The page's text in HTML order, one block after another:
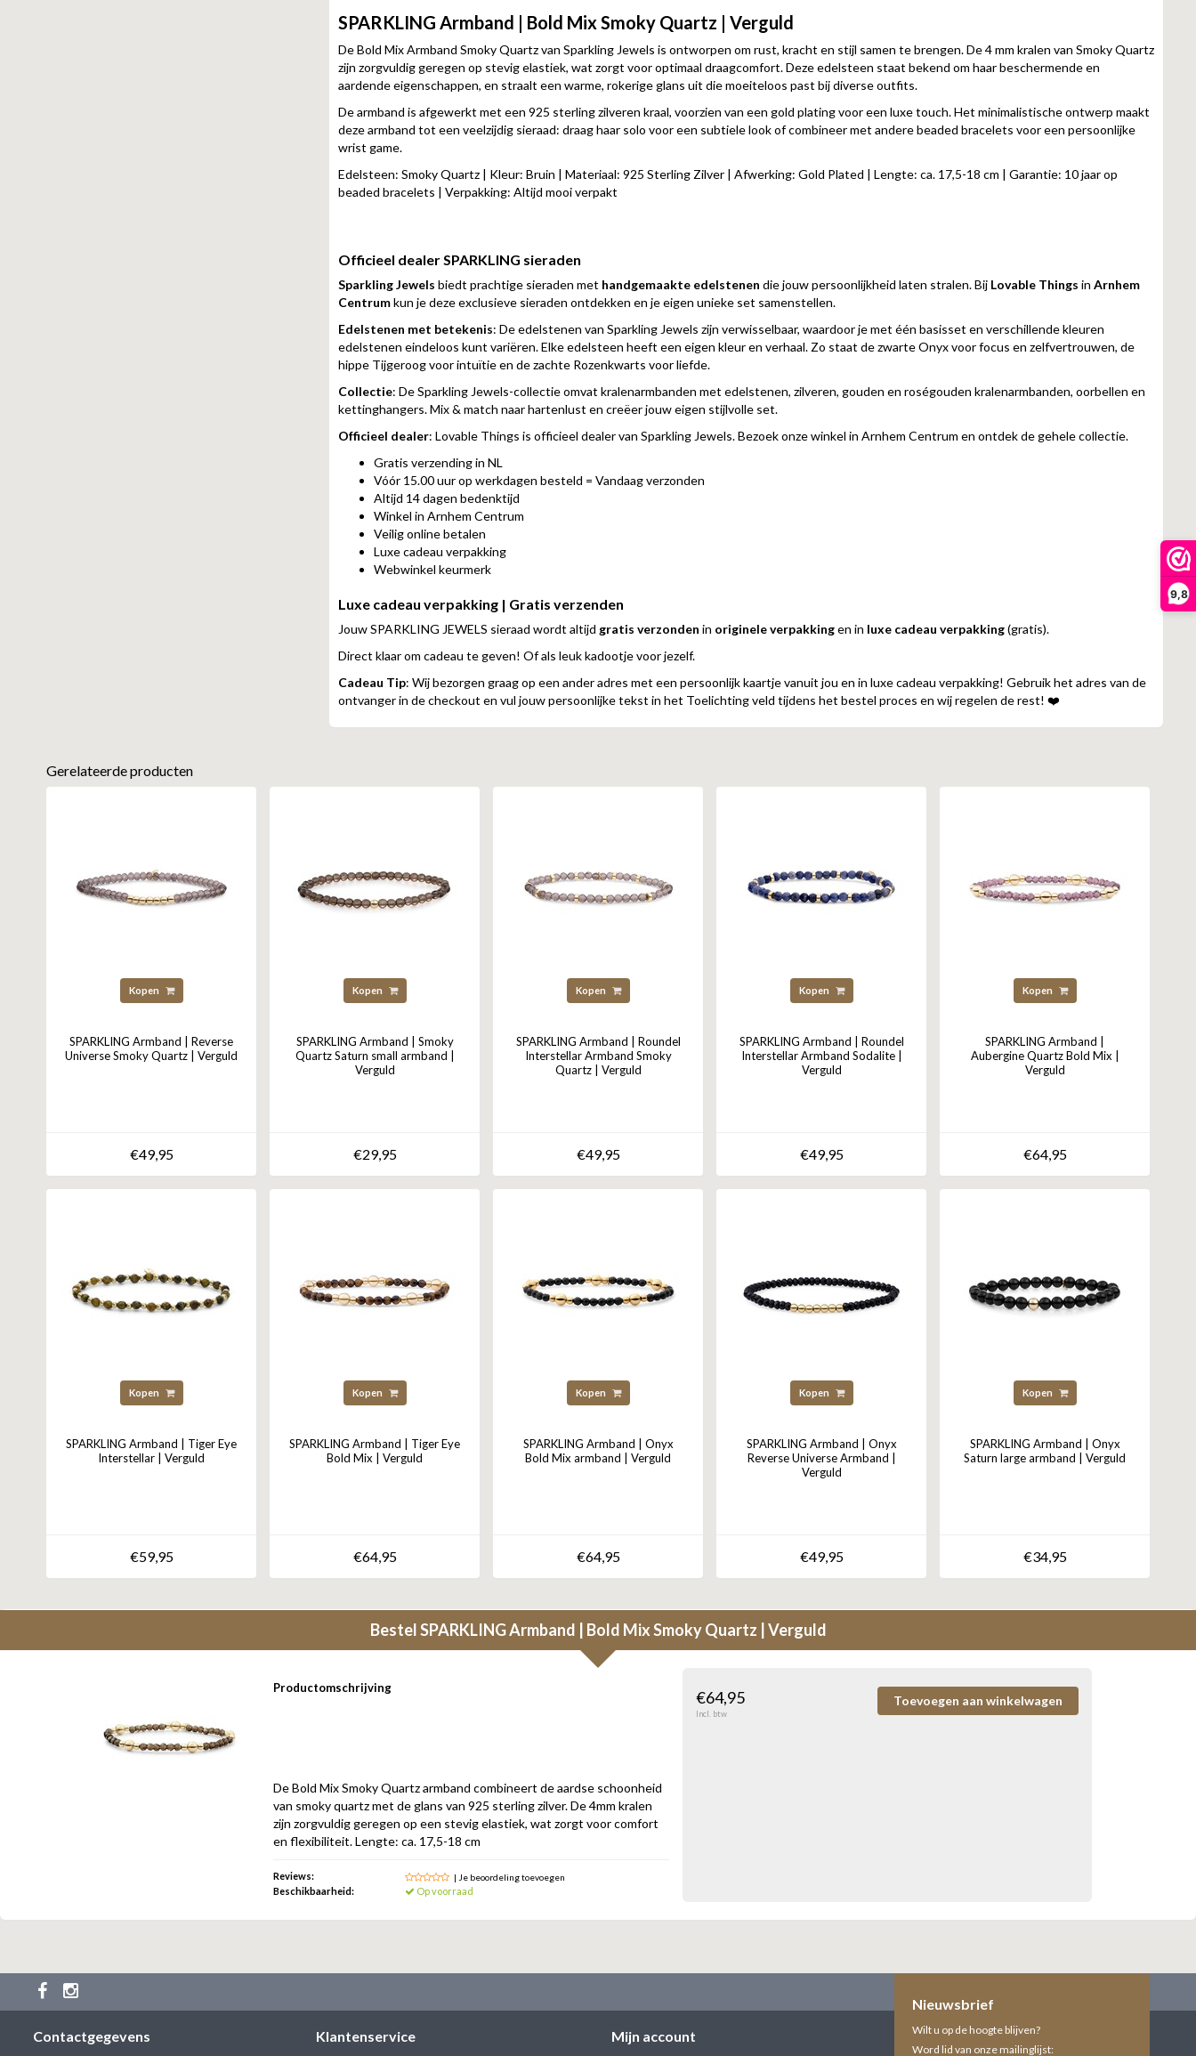
9,8
SPARKLING Armband | Bold Mix Smoky Quartz | Verguld
De Bold Mix Armband Smoky Quartz van Sparkling Jewels is ontworpen om rust, kracht en stijl samen te brengen. De 4 mm kralen van Smoky Quartz
zijn zorgvuldig geregen op stevig elastiek, wat zorgt voor optimaal draagcomfort. Deze edelsteen staat bekend om haar beschermende en
aardende eigenschappen, en straalt een warme, rokerige glans uit die moeiteloos past bij diverse outfits.
De armband is afgewerkt met een 925 sterling zilveren kraal, voorzien van een gold plating voor een luxe touch. Het minimalistische ontwerp maakt
deze armband tot een veelzijdig sieraad: draag haar solo voor een subtiele look of combineer met andere beaded bracelets voor een persoonlijke
wrist game.
Edelsteen: Smoky Quartz | Kleur: Bruin | Materiaal: 925 Sterling Zilver | Afwerking: Gold Plated | Lengte: ca. 17,5-18 cm | Garantie: 10 jaar op
beaded bracelets | Verpakking: Altijd mooi verpakt
Officieel dealer SPARKLING sieraden
Sparkling Jewels biedt prachtige sieraden met handgemaakte edelstenen die jouw persoonlijkheid laten stralen. Bij Lovable Things in Arnhem
Centrumkun je deze exclusieve sieraden ontdekken en je eigen unieke set samenstellen.
Edelstenen met betekenis: De edelstenen van Sparkling Jewels zijn verwisselbaar, waardoor je met één basisset en verschillende kleuren
edelstenen eindeloos kunt variëren. Elke edelsteen heeft een eigen kleur en verhaal. Zo staat de zwarte Onyx voor focus en zelfvertrouwen, de
hippe Tijgeroog voor intuïtie en de zachte Rozenkwarts voor liefde.
Collectie: De Sparkling Jewels-collectie omvat kralenarmbanden met edelstenen, zilveren, gouden en roségouden kralenarmbanden, oorbellen en
kettinghangers. Mix & match naar hartenlust en creëer jouw eigen stijlvolle set.
Officieel dealer: Lovable Things is officieel dealer van Sparkling Jewels. Bezoek onze winkel in Arnhem Centrum en ontdek de gehele collectie.
Gratis verzending in NL
Vóór 15.00 uur op werkdagen besteld = Vandaag verzonden
Altijd 14 dagen bedenktijd
Winkel in Arnhem Centrum
Veilig online betalen
Luxe cadeau verpakking
Webwinkel keurmerk
Luxe cadeau verpakking | Gratis verzenden
Jouw SPARKLING JEWELS sieraad wordt altijd gratis verzonden in originele verpakkingen in luxe cadeau verpakking(gratis).
Direct klaar om cadeau te geven! Of als leuk kadootje voor jezelf.
Cadeau Tip: Wij bezorgen graag op een ander adres met een persoonlijk kaartje vanuit jou en in luxe cadeau verpakking! Gebruik het adres van de
ontvanger in de checkout en vul jouw persoonlijke tekst in het Toelichting veld tijdens het bestel proces en wij regelen de rest! ❤️
Gerelateerde producten
Kopen
SPARKLING Armband | Reverse
Universe Smoky Quartz | Verguld
€49,95
Kopen
SPARKLING Armband | Smoky
Quartz Saturn small armband |
Verguld
€29,95
Kopen
SPARKLING Armband | Roundel
Interstellar Armband Smoky
Quartz | Verguld
€49,95
Kopen
SPARKLING Armband | Roundel
Interstellar Armband Sodalite |
Verguld
€49,95
Kopen
SPARKLING Armband |
Aubergine Quartz Bold Mix |
Verguld
€64,95
Kopen
SPARKLING Armband | Tiger Eye
Interstellar | Verguld
€59,95
Kopen
SPARKLING Armband | Tiger Eye
Bold Mix | Verguld
€64,95
Kopen
SPARKLING Armband | Onyx
Bold Mix armband | Verguld
€64,95
Kopen
SPARKLING Armband | Onyx
Reverse Universe Armband |
Verguld
€49,95
Kopen
SPARKLING Armband | Onyx
Saturn large armband | Verguld
€34,95
BestelSPARKLING Armband | Bold Mix Smoky Quartz | Verguld
Productomschrijving
De Bold Mix Smoky Quartz armband combineert de aardse schoonheid
van smoky quartz met de glans van 925 sterling zilver. De 4mm kralen
zijn zorgvuldig geregen op een stevig elastiek, wat zorgt voor comfort
en flexibiliteit. Lengte: ca. 17,5-18 cm
Reviews: | Je beoordeling toevoegen
Beschikbaarheid: Op voorraad
€64,95
Incl. btw
Contactgegevens Klantenservice Mijn account
Nieuwsbrief
Wilt u op de hoogte blijven?
Word lid van onze mailinglijst: